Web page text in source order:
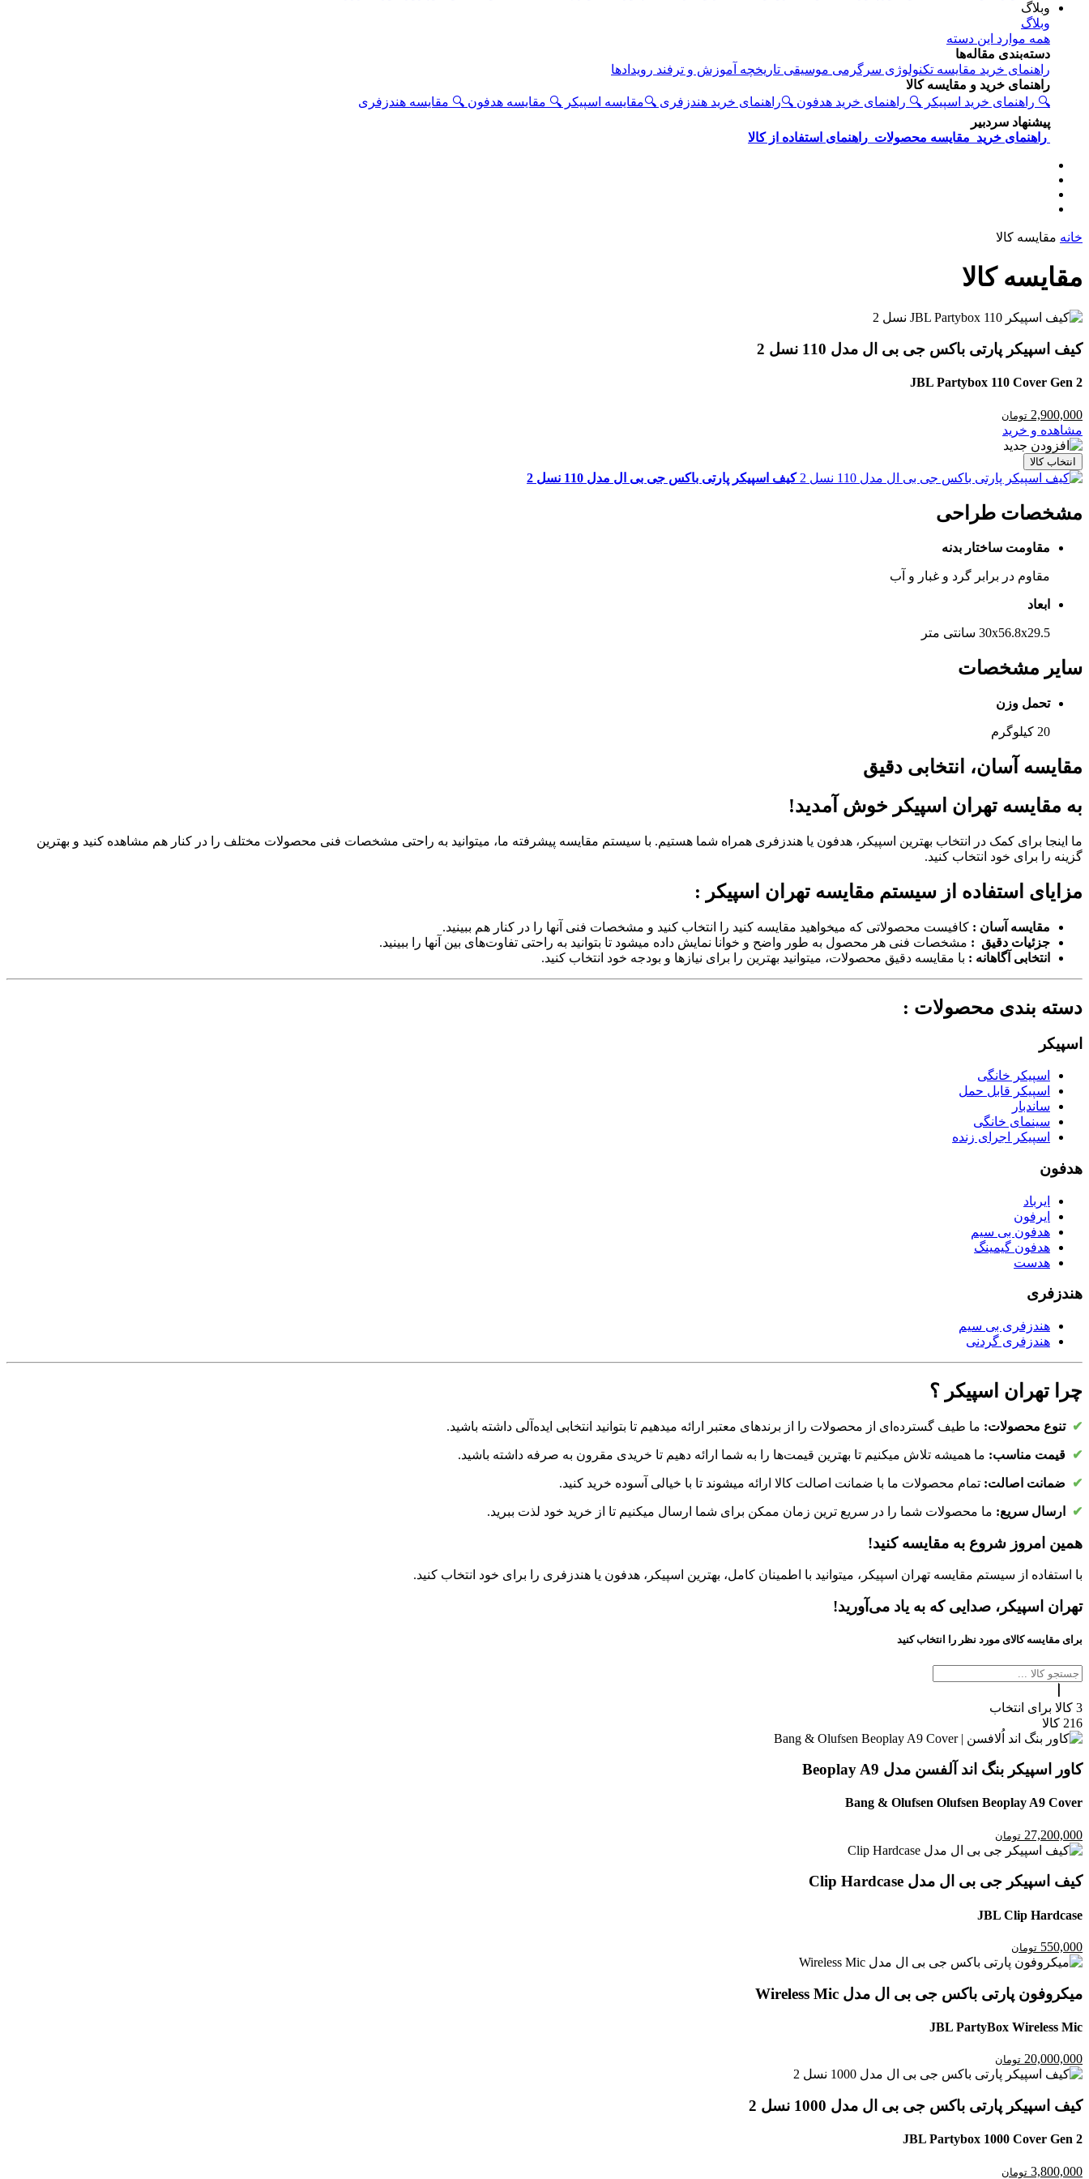
وبلاگ
وبلاگ
همه موارد این دسته
دسته‌بندی مقاله‌ها
راهنمای خرید مقایسه تکنولوژی سرگرمی موسیقی تاریخچه آموزش و ترفند رویدادها
راهنمای خرید و مقایسه کالا
🔍 راهنمای خرید اسپیکر 🔍 راهنمای خرید هدفون 🔍راهنمای خرید هندزفری 🔍مقایسه اسپیکر 🔍 مقایسه هدفون 🔍 مقایسه هندزفری
پیشنهاد سردبیر
راهنمای خرید مقایسه محصولات راهنمای استفاده از کالا
خانه مقایسه کالا
مقایسه کالا
کیف اسپیکر پارتی باکس جی بی ال مدل 110 نسل 2
JBL Partybox 110 Cover Gen 2
2,900,000 تومان
مشاهده و خرید
انتخاب کالا
کیف اسپیکر پارتی باکس جی بی ال مدل 110 نسل 2
مشخصات طراحی
مقاومت ساختار بدنه
مقاوم در برابر گرد و غبار و آب
ابعاد
30x56.8x29.5 سانتی متر
سایر مشخصات
تحمل وزن
20 کیلوگرم
مقایسه آسان، انتخابی دقیق
به مقایسه تهران اسپیکر خوش آمدید!
ما اینجا برای کمک در انتخاب بهترین اسپیکر، هدفون یا هندزفری همراه شما هستیم. با سیستم مقایسه پیشرفته ما، میتوانید به راحتی مشخصات فنی محصولات مختلف را در کنار هم مشاهده کنید و بهترین
گزینه را برای خود انتخاب کنید.
مزایای استفاده از سیستم مقایسه تهران اسپیکر :
مقایسه آسان : کافیست محصولاتی که میخواهید مقایسه کنید را انتخاب کنید و مشخصات فنی آنها را در کنار هم ببینید.
جزئیات دقیق : مشخصات فنی هر محصول به طور واضح و خوانا نمایش داده میشود تا بتوانید به راحتی تفاوت‌های بین آنها را ببینید.
انتخابی آگاهانه : با مقایسه دقیق محصولات، میتوانید بهترین را برای نیازها و بودجه خود انتخاب کنید.
دسته بندی محصولات :
اسپیکر
اسپیکر خانگی
اسپیکر قابل حمل
ساندبار
سینمای خانگی
اسپیکر اجرای زنده
هدفون
ایرباد
ایرفون
هدفون بی سیم
هدفون گیمینگ
هدست
هندزفری
هندزفری بی سیم
هندزفری گردنی
چرا تهران اسپیکر ؟
✔تنوع محصولات: ما طیف گسترده‌ای از محصولات را از برندهای معتبر ارائه میدهیم تا بتوانید انتخابی ایده‌آلی داشته باشید.
✔ قیمت مناسب: ما همیشه تلاش میکنیم تا بهترین قیمت‌ها را به شما ارائه دهیم تا خریدی مقرون به صرفه داشته باشید.
✔ ضمانت اصالت: تمام محصولات ما با ضمانت اصالت کالا ارائه میشوند تا با خیالی آسوده خرید کنید.
✔ ارسال سریع: ما محصولات شما را در سریع ترین زمان ممکن برای شما ارسال میکنیم تا از خرید خود لذت ببرید.
همین امروز شروع به مقایسه کنید!
با استفاده از سیستم مقایسه تهران اسپیکر، میتوانید با اطمینان کامل، بهترین اسپیکر، هدفون یا هندزفری را برای خود انتخاب کنید.
تهران اسپیکر، صدایی که به یاد می‌آورید!
برای مقایسه کالای مورد نظر را انتخاب کنید
3 کالا برای انتخاب
216 کالا
کاور اسپیکر بنگ اند آلفسن مدل Beoplay A9
Bang & Olufsen Olufsen Beoplay A9 Cover
27,200,000 تومان
کیف اسپیکر جی بی ال مدل Clip Hardcase
JBL Clip Hardcase
550,000 تومان
میکروفون پارتی باکس جی بی ال مدل Wireless Mic
JBL PartyBox Wireless Mic
20,000,000 تومان
کیف اسپیکر پارتی باکس جی بی ال مدل 1000 نسل 2
JBL Partybox 1000 Cover Gen 2
3,800,000 تومان